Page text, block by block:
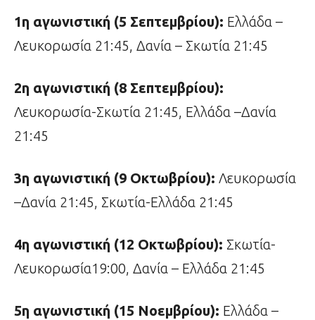
1η αγωνιστική (5 Σεπτεμβρίου): Ελλάδα –
Λευκορωσία 21:45, Δανία – Σκωτία 21:45
2η αγωνιστική (8 Σεπτεμβρίου):
Λευκορωσία-Σκωτία 21:45, Ελλάδα –Δανία
21:45
3η αγωνιστική (9 Οκτωβρίου): Λευκορωσία
–Δανία 21:45, Σκωτία-Ελλάδα 21:45
4η αγωνιστική (12 Οκτωβρίου): Σκωτία-
Λευκορωσία19:00, Δανία – Ελλάδα 21:45
5η αγωνιστική (15 Νοεμβρίου): Ελλάδα –